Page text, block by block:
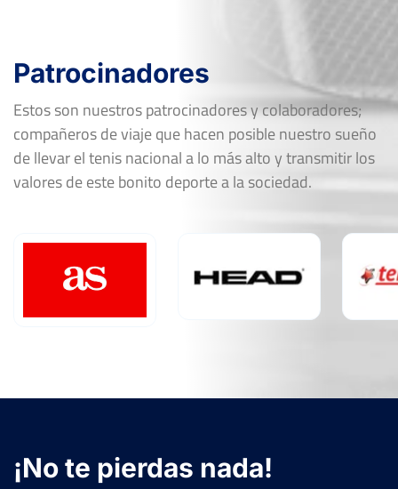
Patrocinadores
Estos son nuestros patrocinadores y colaboradores;
compañeros de viaje que hacen posible nuestro sueño
de llevar el tenis nacional a lo más alto y transmitir los
valores de este bonito deporte a la sociedad.
¡No te pierdas nada!